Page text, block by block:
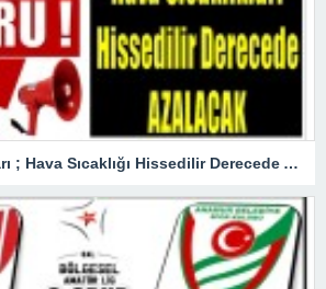
Valilikten Kritik Uyarı ; Hava Sıcaklığı Hissedilir Derecede Azalacak!